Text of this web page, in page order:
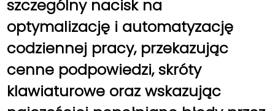
szczególny nacisk na
optymalizację i automatyzację
codziennej pracy, przekazując
cenne podpowiedzi, skróty
klawiaturowe oraz wskazując